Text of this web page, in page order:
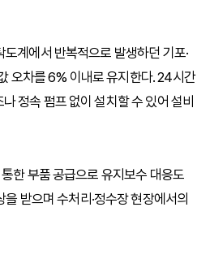
계에서 반복적으로 발생하던 기포·
오차를 6% 이내로 유지한다. 24시간
정속 펌프 없이 설치할 수 있어 설비
한 부품 공급으로 유지보수 대응도
받으며 수처리·정수장 현장에서의